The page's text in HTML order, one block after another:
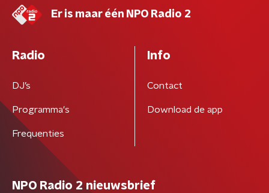
Er is maar één NPO Radio 2
Radio
DJ’s
Programma's
Frequenties
Info
Contact
Download de app
NPO Radio 2 nieuwsbrief